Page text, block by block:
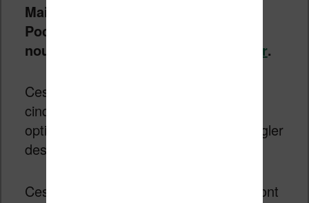
Mais leur arrivée sur les liseuses
Pocketbook et
nouveauté réalisée par
Steffen Bauer.
Ces jeux sont nombreux (une
cinquantaine) et proposent différentes
options adaptées à chaque jeu pour régler
des paramètres.
Ces jeux sont des jeux de puzzle qui vont